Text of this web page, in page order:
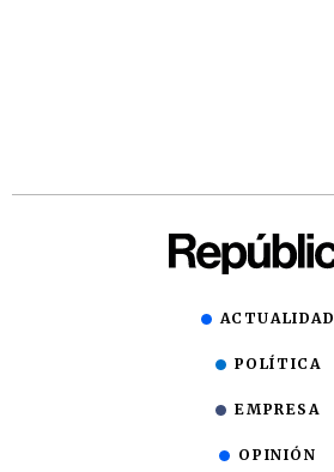
ACTUALIDAD
POLÍTICA
EMPRESA
OPINIÓN